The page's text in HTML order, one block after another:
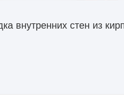
внутренних стен из